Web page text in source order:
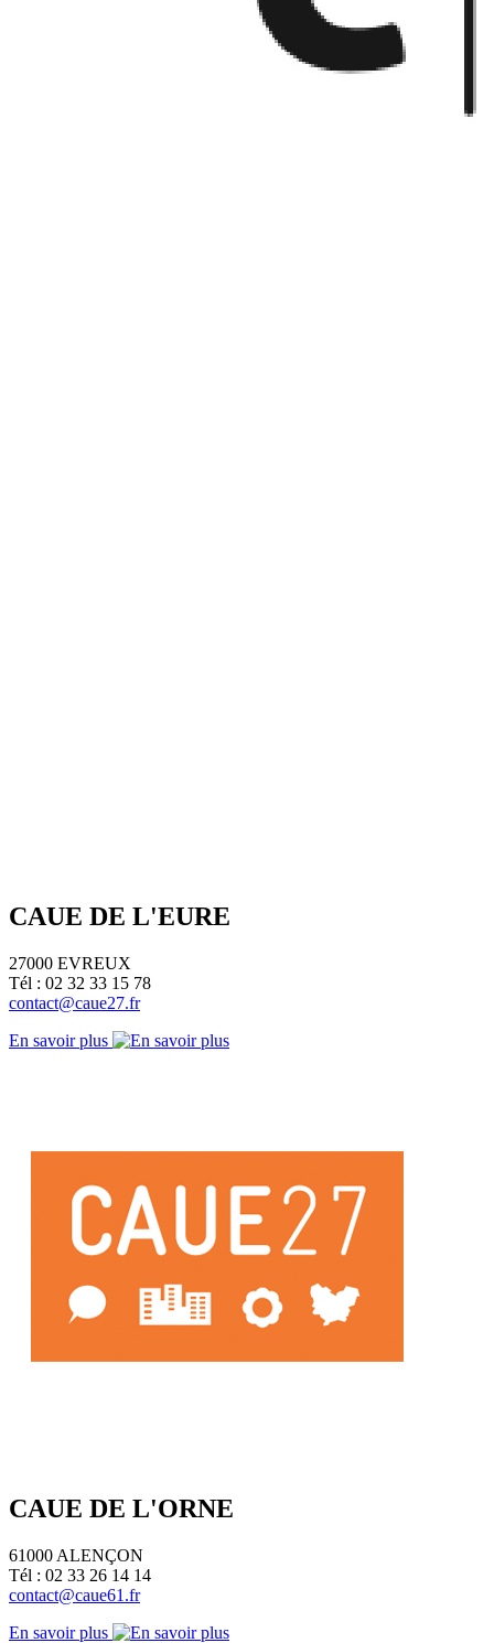
CAUE DE L'EURE
27000 EVREUX
Tél : 02 32 33 15 78
contact@caue27.fr
En savoir plus
CAUE DE L'ORNE
61000 ALENÇON
Tél : 02 33 26 14 14
contact@caue61.fr
En savoir plus